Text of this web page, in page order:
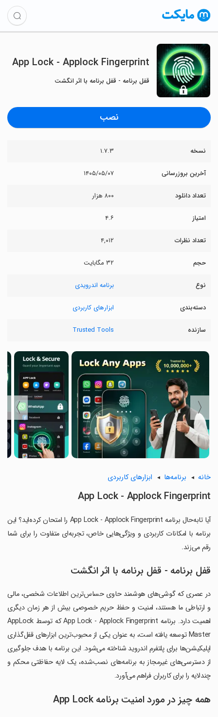
App Lock - Applock Fingerprint
قفل برنامه - قفل برنامه با اثر انگشت
نصب
نسخه ۱.۷.۳
آخرین بروزرسانی ۱۴۰۵/۰۵/۰۷
تعداد دانلود ۸۰۰ هزار
امتیاز ۴.۶
تعداد نظرات ۴,۰۱۲
حجم ۳۲ مگابایت
نوع برنامه اندرویدی
دسته‌بندی ابزارهای کاربردی
سازنده Trusted Tools
〈
〉
خانه برنامه‌ها ابزارهای کاربردی
App Lock - Applock Fingerprint
آیا تابه‌حال برنامه App Lock - Applock Fingerprint را امتحان کرده‌اید؟ این
برنامه با امکانات کاربردی و ویژگی‌هایی خاص، تجربه‌ای متفاوت را برای شما
رقم می‌زند.
قفل برنامه - قفل برنامه با اثر انگشت
در عصری که گوشی‌های هوشمند حاوی حساس‌ترین اطلاعات شخصی، مالی
و ارتباطی ما هستند، امنیت و حفظ حریم خصوصی بیش از هر زمان دیگری
اهمیت دارد. برنامه App Lock - Applock Fingerprint که توسط AppLock
Master توسعه یافته است، به عنوان یکی از محبوب‌ترین ابزارهای قفل‌گذاری
اپلیکیشن‌ها برای پلتفرم اندروید شناخته می‌شود. این برنامه با هدف جلوگیری
از دسترسی‌های غیرمجاز به برنامه‌های نصب‌شده، یک لایه حفاظتی محکم و
چندلایه را برای کاربران فراهم می‌آورد.
همه چیز در مورد امنیت برنامه App Lock